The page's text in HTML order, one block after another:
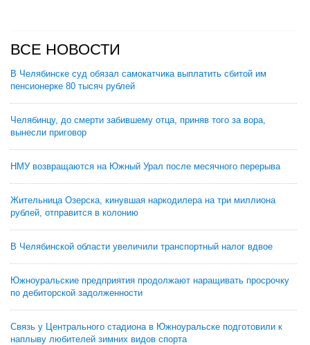
ВСЕ НОВОСТИ
В Челябинске суд обязал самокатчика выплатить сбитой им
пенсионерке 80 тысяч рублей
Челябинцу, до смерти забившему отца, приняв того за вора,
вынесли приговор
НМУ возвращаются на Южный Урал после месячного перерыва
Жительница Озерска, кинувшая наркодилера на три миллиона
рублей, отправится в колонию
В Челябинской области увеличили транспортный налог вдвое
Южноуральские предприятия продолжают наращивать просрочку
по дебиторской задолженности
Связь у Центрального стадиона в Южноуральске подготовили к
наплыву любителей зимних видов спорта